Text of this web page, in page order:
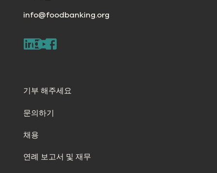
info@foodbanking.org
기부 해주세요
문의하기
채용
연례 보고서 및 재무